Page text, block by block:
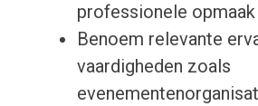
professionele opmaak
Benoem relevante
vaardigheden zoals